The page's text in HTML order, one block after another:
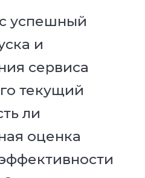
успешный
и
сервиса
текущий
ли
оценка